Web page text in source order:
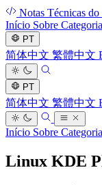
Notas Técnicas do
Início Sobre
PT
简体中文 繁體中文
PT
简体中文 繁體中文
Início Sobre
Linux KDE